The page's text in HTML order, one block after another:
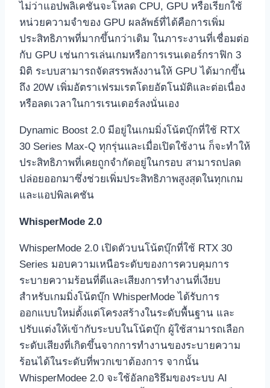
ไม่ว่าแอปพลิเคชันจะโหลด CPU, GPU หรือเรียกใช้
หน่วยความจำของ GPU ผลลัพธ์ที่ได้คือการเพิ่ม
ประสิทธิภาพที่มากขึ้นกว่าเดิม ในภาระงานที่เชื่อมต่อ
กับ GPU เช่นการเล่นเกมหรือการเรนเดอร์กราฟิก 3
มิติ ระบบสามารถจัดสรรพลังงานให้ GPU ได้มากขึ้น
ถึง 20W เพิ่มอัตราเฟรมเรตโดยอัตโนมัติและต่อเนื่อง
หรือลดเวลาในการเรนเดอร์ลงนั่นเอง
Dynamic Boost 2.0 มีอยู่ในเกมมิ่งโน้ตบุ๊กที่ใช้ RTX
30 Series Max-Q ทุกรุ่นและเมื่อเปิดใช้งาน ก็จะทำให้
ประสิทธิภาพที่เคยถูกจำกัดอยู่ในกรอบ สามารถปลด
ปล่อยออกมาซึ่งช่วยเพิ่มประสิทธิภาพสูงสุดในทุกเกม
และแอปพิลเคชัน
WhisperMode 2.0
WhisperMode 2.0 เปิดตัวบนโน้ตบุ๊กที่ใช้ RTX 30
Series มอบความเหนือระดับของการควบคุมการ
ระบายความร้อนที่ดีและเสียงการทำงานที่เงียบ
สำหรับเกมมิ่งโน้ตบุ๊ก WhisperMode ได้รับการ
ออกแบบใหม่ตั้งแต่โครงสร้างในระดับพื้นฐาน และ
ปรับแต่งให้เข้ากับระบบในโน้ตบุ๊ก ผู้ใช้สามารถเลือก
ระดับเสียงที่เกิดขึ้นจากการทำงานของระบายความ
ร้อนได้ในระดับที่พวกเขาต้องการ จากนั้น
WhisperModee 2.0 จะใช้อัลกอริธึมของระบบ AI